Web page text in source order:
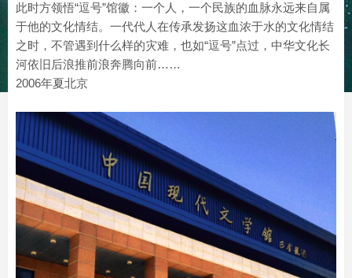
此时方领悟“逗号”馆徽：一个人，一个民族的血脉永远来自属
于他的文化情结。一代代人在传承发扬这血浓于水的文化情结
之时，不管遇到什么样的灾难，也如“逗号”点过，中华文化长
河依旧后浪推前浪奔腾向前……
2006年夏北京